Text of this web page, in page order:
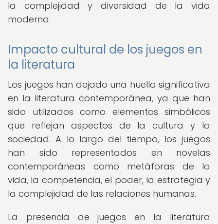
la complejidad y diversidad de la vida
moderna.
Impacto cultural de los juegos en
la literatura
Los juegos han dejado una huella significativa
en la literatura contemporánea, ya que han
sido utilizados como elementos simbólicos
que reflejan aspectos de la cultura y la
sociedad. A lo largo del tiempo, los juegos
han sido representados en novelas
contemporáneas como metáforas de la
vida, la competencia, el poder, la estrategia y
la complejidad de las relaciones humanas.
La presencia de juegos en la literatura